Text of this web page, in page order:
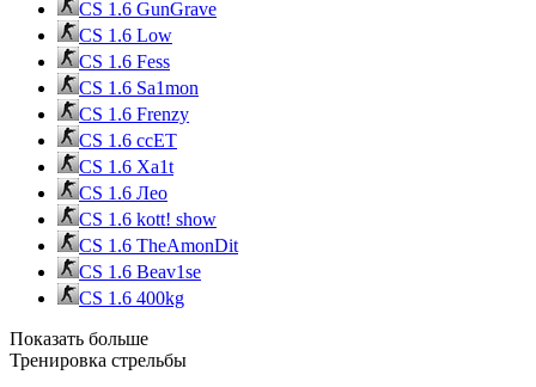
CS 1.6 GunGrave
CS 1.6 Low
CS 1.6 Fess
CS 1.6 Sa1mon
CS 1.6 Frenzy
CS 1.6 ccET
CS 1.6 Xa1t
CS 1.6 Лео
CS 1.6 kott! show
CS 1.6 TheAmonDit
CS 1.6 Beav1se
CS 1.6 400kg
Показать больше
Тренировка стрельбы